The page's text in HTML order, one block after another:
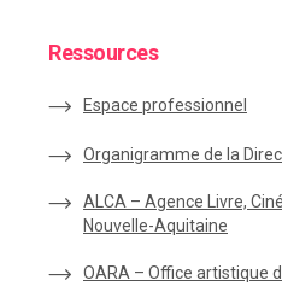
Ressources
Espace professionnel
Organigramme de la
ALCA – Agence Livre,
Nouvelle-Aquitaine
OARA – Office artistique